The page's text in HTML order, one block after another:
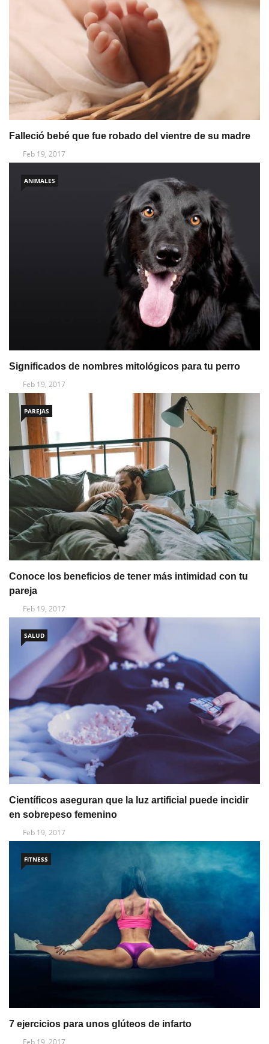
Falleció bebé que fue robado del vientre de su madre
Feb 19, 2017
ANIMALES
Significados de nombres mitológicos para tu perro
Feb 19, 2017
PAREJAS
Conoce los beneficios de tener más intimidad con tu
pareja
Feb 19, 2017
SALUD
Científicos aseguran que la luz artificial puede incidir
en sobrepeso femenino
Feb 19, 2017
FITNESS
7 ejercicios para unos glúteos de infarto
Feb 19, 2017